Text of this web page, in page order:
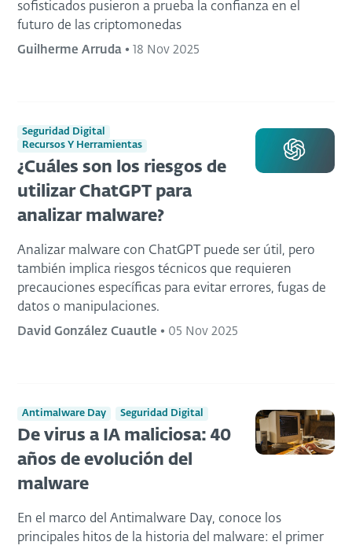
sofisticados pusieron a prueba la confianza en el
futuro de las criptomonedas
Guilherme Arruda • 18 Nov 2025
Seguridad Digital
Recursos Y Herramientas
¿Cuáles son los riesgos de
utilizar ChatGPT para
analizar malware?
Analizar malware con ChatGPT puede ser útil, pero
también implica riesgos técnicos que requieren
precauciones específicas para evitar errores, fugas de
datos o manipulaciones.
David González Cuautle • 05 Nov 2025
Antimalware Day Seguridad Digital
De virus a IA maliciosa: 40
años de evolución del
malware
En el marco del Antimalware Day, conoce los
principales hitos de la historia del malware: el primer